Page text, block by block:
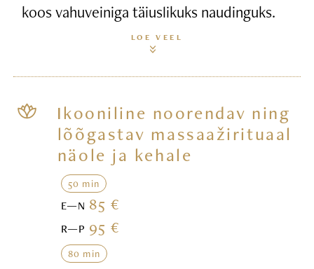
koos vahuveiniga täiuslikuks naudinguks.
LOE VEEL
Ikooniline noorendav ning
lõõgastav massaažirituaal
näole ja kehale
50 min
E—N 85 €
R—P 95 €
80 min